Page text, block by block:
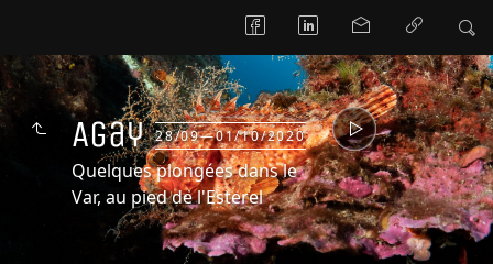
Agay 28/09—01/10/2020
Quelques plongées dans le
Var, au pied de l'Esterel